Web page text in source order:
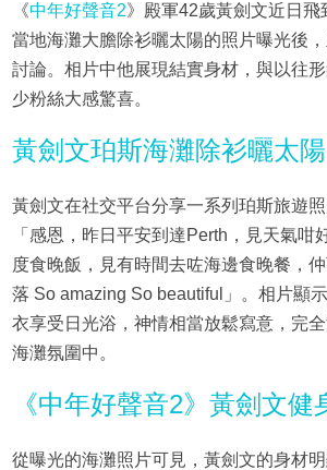
《中年好聲音2》殿軍42歲黃劍文近日飛
當地海灘大膽除衫曬太陽的照片曝光後
討論。相片中他展現結實身材，與以往
少粉絲大感驚喜。
黃劍文珀斯海灘除衫曬太陽
黃劍文在社交平台分享一系列珀斯旅遊
「感恩，昨日平安到達Perth，見天氣咁
度食晚飯，見有時間去咗海邊食晚餐，
落 So amazing So beautiful」。相片顯
衣享受日光浴，神情相當放鬆寫意，完
海灘氛圍中。
《中年好聲音2》黃劍文健
從曝光的海灘照片可見，黃劍文的身材